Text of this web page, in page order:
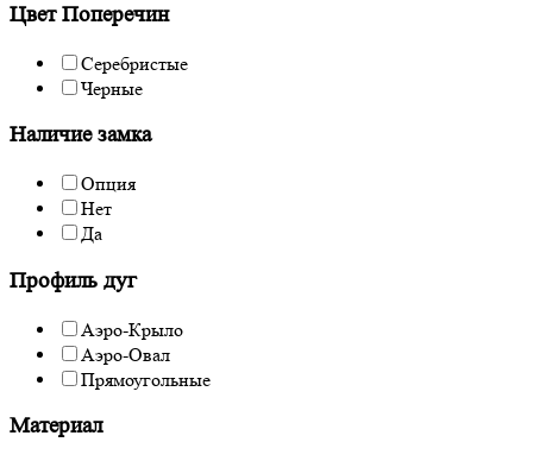
Цвет Поперечин
Серебристые
Черные
Наличие замка
Опция
Нет
Да
Профиль дуг
Аэро-Крыло
Аэро-Овал
Прямоугольные
Материал